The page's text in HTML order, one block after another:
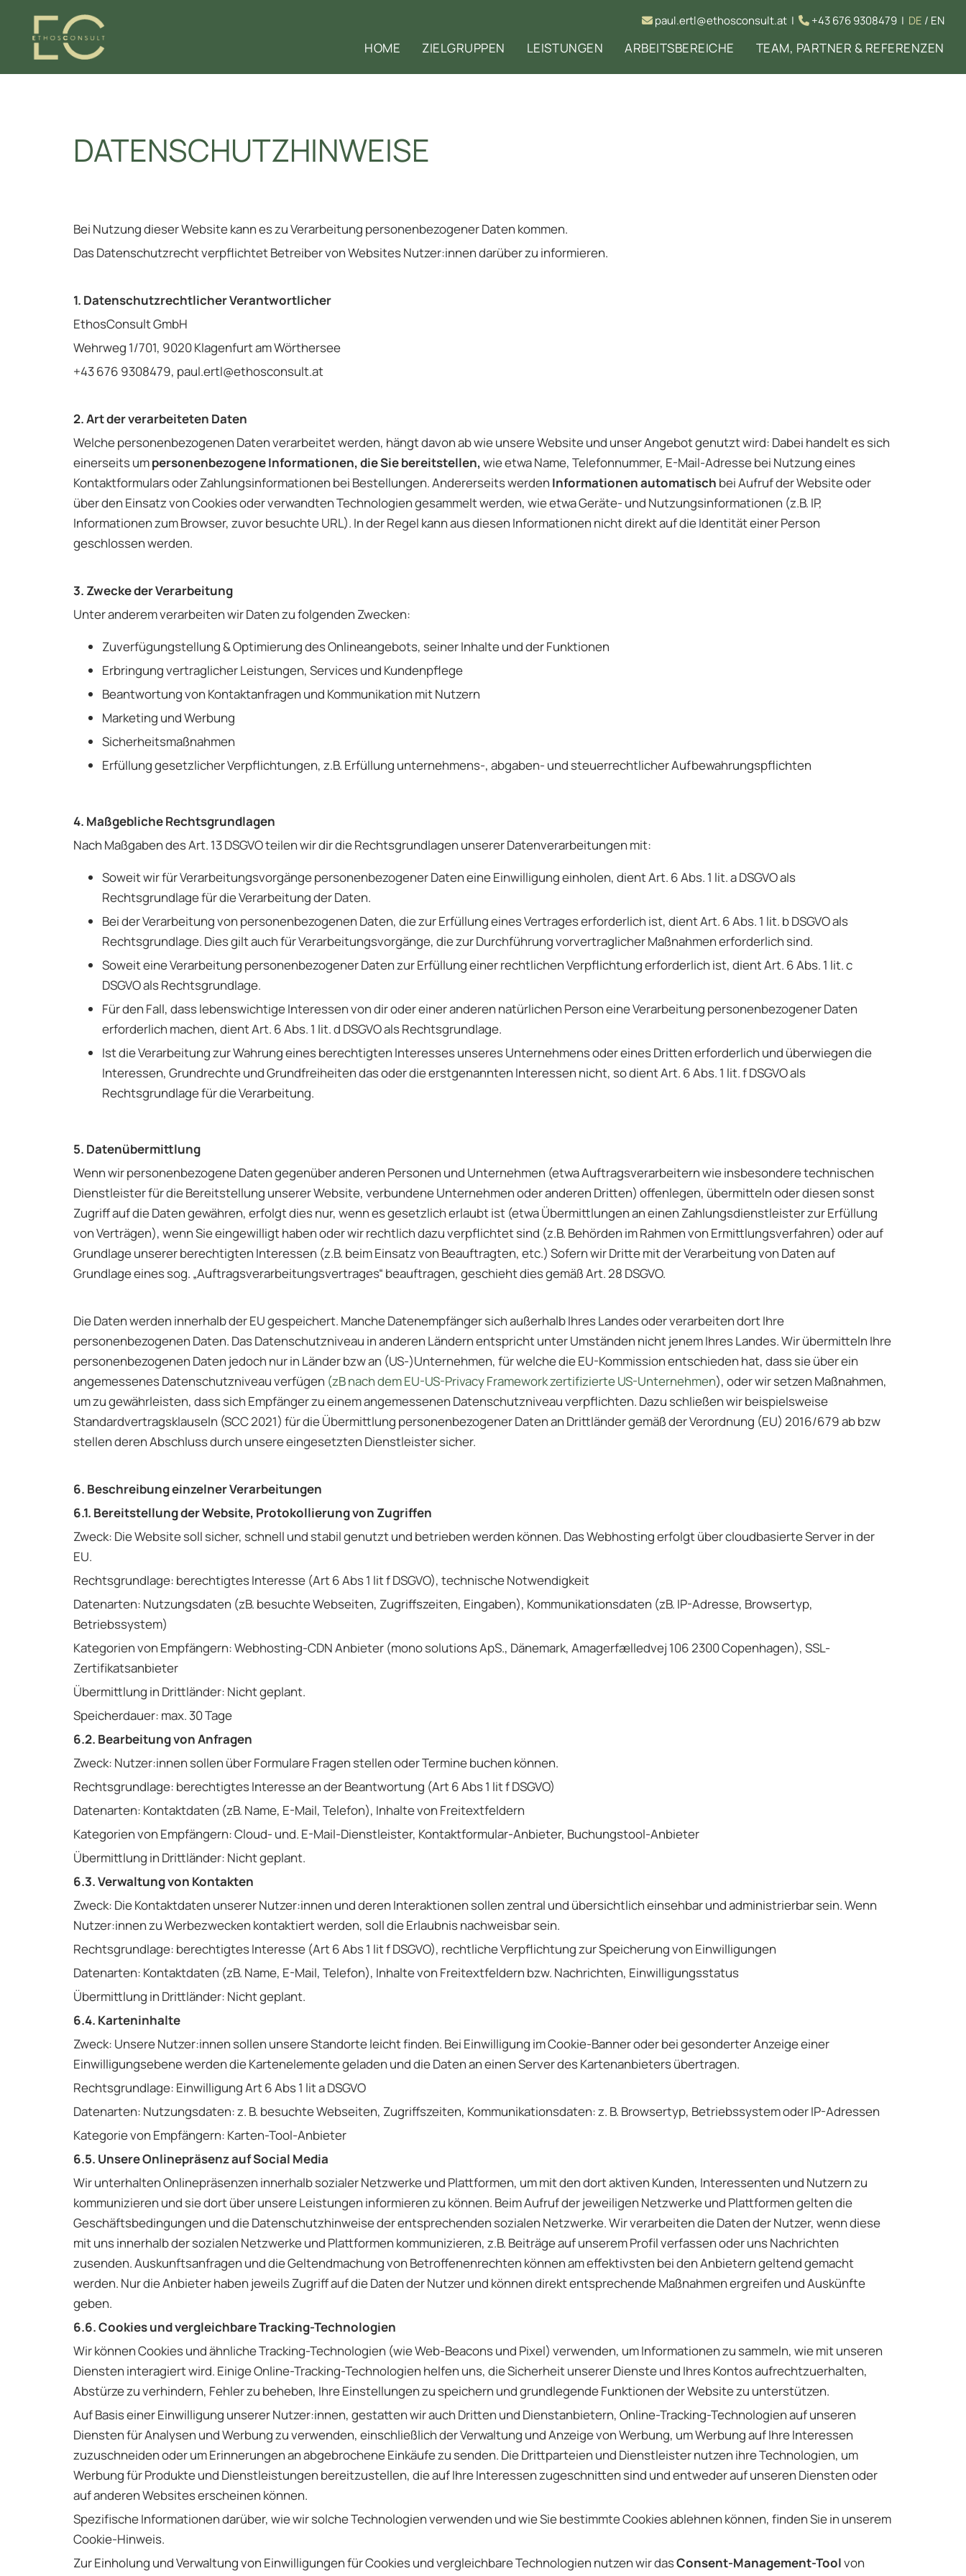
 paul.ertl@ethosconsult.at|  +43 676 9308479| DE / EN
HOME ZIELGRUPPEN LEISTUNGEN ARBEITSBEREICHE TEAM, PARTNER & REFERENZEN
DATENSCHUTZHINWEISE
Bei Nutzung dieser Website kann es zu Verarbeitung personenbezogener Daten kommen.
Das Datenschutzrecht verpflichtet Betreiber von Websites Nutzer:innen darüber zu informieren.
1. Datenschutzrechtlicher Verantwortlicher
EthosConsult GmbH
Wehrweg 1/701, 9020 Klagenfurt am Wörthersee
+43 676 9308479, paul.ertl@ethosconsult.at
2. Art der verarbeiteten Daten
Welche personenbezogenen Daten verarbeitet werden, hängt davon ab wie unsere Website und unser Angebot genutzt wird: Dabei handelt es sich
einerseits umpersonenbezogene Informationen, die Sie bereitstellen,wie etwa Name, Telefonnummer, E-Mail-Adresse bei Nutzung eines
Kontaktformulars oder Zahlungsinformationen bei Bestellungen. Andererseits werden Informationen automatisch bei Aufruf der Website oder
über den Einsatz von Cookies oder verwandten Technologien gesammelt werden, wie etwa Geräte- und Nutzungsinformationen (z.B. IP,
Informationen zum Browser, zuvor besuchte URL). In der Regel kann aus diesen Informationen nicht direkt auf die Identität einer Person
geschlossen werden.
3. Zwecke der Verarbeitung
Unter anderem verarbeiten wir Daten zu folgenden Zwecken:
Zuverfügungstellung & Optimierung des Onlineangebots, seiner Inhalte und der Funktionen
Erbringung vertraglicher Leistungen, Services und Kundenpflege
Beantwortung von Kontaktanfragen und Kommunikation mit Nutzern
Marketing und Werbung
Sicherheitsmaßnahmen
Erfüllung gesetzlicher Verpflichtungen, z.B. Erfüllung unternehmens-, abgaben- und steuerrechtlicher Aufbewahrungspflichten
4. Maßgebliche Rechtsgrundlagen
Nach Maßgaben des Art. 13 DSGVO teilen wir dir die Rechtsgrundlagen unserer Datenverarbeitungen mit:
Soweit wir für Verarbeitungsvorgänge personenbezogener Daten eine Einwilligung einholen, dient Art. 6 Abs. 1 lit. a DSGVO als
Rechtsgrundlage für die Verarbeitung der Daten.
Bei der Verarbeitung von personenbezogenen Daten, die zur Erfüllung eines Vertrages erforderlich ist, dient Art. 6 Abs. 1 lit. b DSGVO als
Rechtsgrundlage. Dies gilt auch für Verarbeitungsvorgänge, die zur Durchführung vorvertraglicher Maßnahmen erforderlich sind.
Soweit eine Verarbeitung personenbezogener Daten zur Erfüllung einer rechtlichen Verpflichtung erforderlich ist, dient Art. 6 Abs. 1 lit. c
DSGVO als Rechtsgrundlage.
Für den Fall, dass lebenswichtige Interessen von dir oder einer anderen natürlichen Person eine Verarbeitung personenbezogener Daten
erforderlich machen, dient Art. 6 Abs. 1 lit. d DSGVO als Rechtsgrundlage.
Ist die Verarbeitung zur Wahrung eines berechtigten Interesses unseres Unternehmens oder eines Dritten erforderlich und überwiegen die
Interessen, Grundrechte und Grundfreiheiten das oder die erstgenannten Interessen nicht, so dient Art. 6 Abs. 1 lit. f DSGVO als
Rechtsgrundlage für die Verarbeitung.
5. Datenübermittlung
Wenn wir personenbezogene Daten gegenüber anderen Personen und Unternehmen (etwa Auftragsverarbeitern wie insbesondere technischen
Dienstleister für die Bereitstellung unserer Website, verbundene Unternehmen oder anderen Dritten) offenlegen, übermitteln oder diesen sonst
Zugriff auf die Daten gewähren, erfolgt dies nur, wenn es gesetzlich erlaubt ist (etwa Übermittlungen an einen Zahlungsdienstleister zur Erfüllung
von Verträgen), wenn Sie eingewilligt haben oder wir rechtlich dazu verpflichtet sind (z.B. Behörden im Rahmen von Ermittlungsverfahren) oder auf
Grundlage unserer berechtigten Interessen (z.B. beim Einsatz von Beauftragten, etc.) Sofern wir Dritte mit der Verarbeitung von Daten auf
Grundlage eines sog. „Auftragsverarbeitungsvertrages“ beauftragen, geschieht dies gemäß Art. 28 DSGVO.
Die Daten werden innerhalb der EU gespeichert. Manche Datenempfänger sich außerhalb Ihres Landes oder verarbeiten dort Ihre
personenbezogenen Daten. Das Datenschutzniveau in anderen Ländern entspricht unter Umständen nicht jenem Ihres Landes. Wir übermitteln Ihre
personenbezogenen Daten jedoch nur in Länder bzw an (US-)Unternehmen, für welche die EU-Kommission entschieden hat, dass sie über ein
angemessenes Datenschutzniveau verfügen (zB nach dem EU-US-Privacy Framework zertifizierte US-Unternehmen), oder wir setzen Maßnahmen,
um zu gewährleisten, dass sich Empfänger zu einem angemessenen Datenschutzniveau verpflichten. Dazu schließen wir beispielsweise
Standardvertragsklauseln (SCC 2021) für die Übermittlung personenbezogener Daten an Drittländer gemäß der Verordnung (EU) 2016/679 ab bzw
stellen deren Abschluss durch unsere eingesetzten Dienstleister sicher.
6. Beschreibung einzelner Verarbeitungen
6.1. Bereitstellung der Website, Protokollierung von Zugriffen
Zweck: Die Website soll sicher, schnell und stabil genutzt und betrieben werden können. Das Webhosting erfolgt über cloudbasierte Server in der
EU.
Rechtsgrundlage: berechtigtes Interesse (Art 6 Abs 1 lit f DSGVO), technische Notwendigkeit
Datenarten: Nutzungsdaten (zB. besuchte Webseiten, Zugriffszeiten, Eingaben), Kommunikationsdaten (zB. IP-Adresse, Browsertyp,
Betriebssystem)
Kategorien von Empfängern: Webhosting-CDN Anbieter (mono solutions ApS., Dänemark, Amagerfælledvej 106 2300 Copenhagen), SSL-
Zertifikatsanbieter
Übermittlung in Drittländer: Nicht geplant.
Speicherdauer: max. 30 Tage
6.2. Bearbeitung von Anfragen
Zweck: Nutzer:innen sollen über Formulare Fragen stellen oder Termine buchen können.
Rechtsgrundlage: berechtigtes Interesse an der Beantwortung (Art 6 Abs 1 lit f DSGVO)
Datenarten: Kontaktdaten (zB. Name, E-Mail, Telefon), Inhalte von Freitextfeldern
Kategorien von Empfängern: Cloud- und. E-Mail-Dienstleister, Kontaktformular-Anbieter, Buchungstool-Anbieter
Übermittlung in Drittländer: Nicht geplant.
6.3. Verwaltung von Kontakten
Zweck: Die Kontaktdaten unserer Nutzer:innen und deren Interaktionen sollen zentral und übersichtlich einsehbar und administrierbar sein. Wenn
Nutzer:innen zu Werbezwecken kontaktiert werden, soll die Erlaubnis nachweisbar sein.
Rechtsgrundlage: berechtigtes Interesse (Art 6 Abs 1 lit f DSGVO), rechtliche Verpflichtung zur Speicherung von Einwilligungen
Datenarten: Kontaktdaten (zB. Name, E-Mail, Telefon), Inhalte von Freitextfeldern bzw. Nachrichten, Einwilligungsstatus
Übermittlung in Drittländer: Nicht geplant.
6.4. Karteninhalte
Zweck: Unsere Nutzer:innen sollen unsere Standorte leicht finden. Bei Einwilligung im Cookie-Banner oder bei gesonderter Anzeige einer
Einwilligungsebene werden die Kartenelemente geladen und die Daten an einen Server des Kartenanbieters übertragen.
Rechtsgrundlage: Einwilligung Art 6 Abs 1 lit a DSGVO
Datenarten: Nutzungsdaten: z. B. besuchte Webseiten, Zugriffszeiten, Kommunikationsdaten: z. B. Browsertyp, Betriebssystem oder IP-Adressen
Kategorie von Empfängern: Karten-Tool-Anbieter
6.5. Unsere Onlinepräsenz auf Social Media
Wir unterhalten Onlinepräsenzen innerhalb sozialer Netzwerke und Plattformen, um mit den dort aktiven Kunden, Interessenten und Nutzern zu
kommunizieren und sie dort über unsere Leistungen informieren zu können. Beim Aufruf der jeweiligen Netzwerke und Plattformen gelten die
Geschäftsbedingungen und die Datenschutzhinweise der entsprechenden sozialen Netzwerke. Wir verarbeiten die Daten der Nutzer, wenn diese
mit uns innerhalb der sozialen Netzwerke und Plattformen kommunizieren, z.B. Beiträge auf unserem Profil verfassen oder uns Nachrichten
zusenden. Auskunftsanfragen und die Geltendmachung von Betroffenenrechten können am effektivsten bei den Anbietern geltend gemacht
werden. Nur die Anbieter haben jeweils Zugriff auf die Daten der Nutzer und können direkt entsprechende Maßnahmen ergreifen und Auskünfte
geben.
6.6. Cookies und vergleichbare Tracking-Technologien
Wir können Cookies und ähnliche Tracking-Technologien (wie Web-Beacons und Pixel) verwenden, um Informationen zu sammeln, wie mit unseren
Diensten interagiert wird. Einige Online-Tracking-Technologien helfen uns, die Sicherheit unserer Dienste und Ihres Kontos aufrechtzuerhalten,
Abstürze zu verhindern, Fehler zu beheben, Ihre Einstellungen zu speichern und grundlegende Funktionen der Website zu unterstützen.
Auf Basis einer Einwilligung unserer Nutzer:innen, gestatten wir auch Dritten und Dienstanbietern, Online-Tracking-Technologien auf unseren
Diensten für Analysen und Werbung zu verwenden, einschließlich der Verwaltung und Anzeige von Werbung, um Werbung auf Ihre Interessen
zuzuschneiden oder um Erinnerungen an abgebrochene Einkäufe zu senden. Die Drittparteien und Dienstleister nutzen ihre Technologien, um
Werbung für Produkte und Dienstleistungen bereitzustellen, die auf Ihre Interessen zugeschnitten sind und entweder auf unseren Diensten oder
auf anderen Websites erscheinen können.
Spezifische Informationen darüber, wie wir solche Technologien verwenden und wie Sie bestimmte Cookies ablehnen können, finden Sie in unserem
Cookie-Hinweis.
Zur Einholung und Verwaltung von Einwilligungen für Cookies und vergleichbare Technologien nutzen wir dasConsent-Management-Toolvon